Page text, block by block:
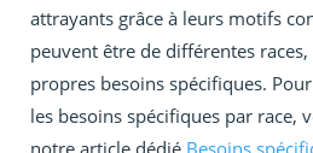
attrayants grâce à leurs motifs
peuvent être de différentes
propres besoins spécifiques.
les besoins spécifiques par race,